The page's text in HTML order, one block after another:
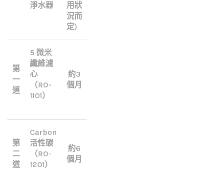
淨水器
用狀
況而
定)
第
一
道
5 微米
纖維濾
心
（RO-
1101）
約3
個月
第
二
道
Carbon
活性碳
（RO-
1201）
約6
個月